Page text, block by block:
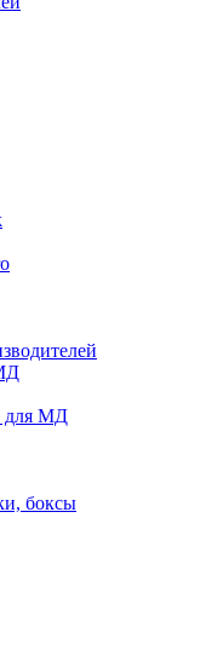
для МД
боксы